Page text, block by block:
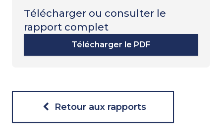
Télécharger ou consulter le
rapport complet
Télécharger le PDF
Retour aux rapports